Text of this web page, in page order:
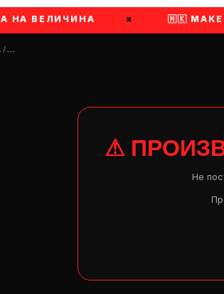
НА ВЕЛИЧИНА × 🇲🇰
/…
⚠
Не